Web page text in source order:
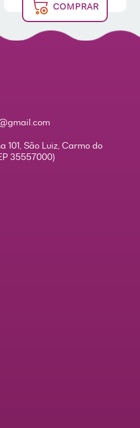
COMPRAR
101, São Luiz, Carmo do
35557000)